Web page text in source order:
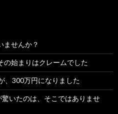
ませんか？
の始まりはクレームでした
、300万円になりました
いたのは、そこではありませ